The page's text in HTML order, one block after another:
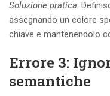
Soluzione pratica:
assegnando un colore
chiave e mantenendolo
Errore 3:
semantiche